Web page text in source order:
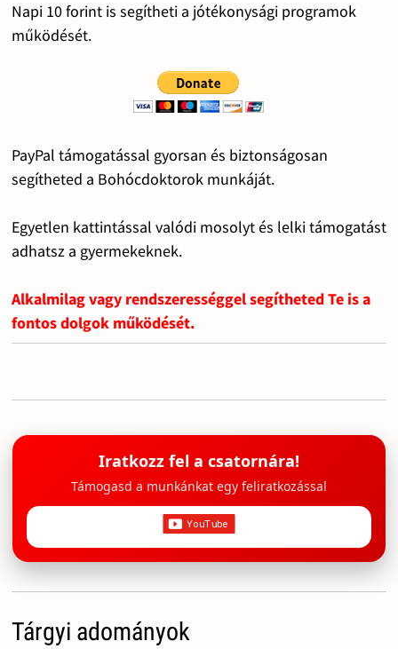
Napi 10 forint is segítheti a jótékonysági programok
működését.
PayPal támogatással gyorsan és biztonságosan
segítheted a Bohócdoktorok munkáját.
Egyetlen kattintással valódi mosolyt és lelki támogatást
adhatsz a gyermekeknek.
Alkalmilag vagy rendszerességgel segítheted Te is a
fontos dolgok működését.
Iratkozz fel a csatornára!
Támogasd a munkánkat egy feliratkozással
Tárgyi adományok